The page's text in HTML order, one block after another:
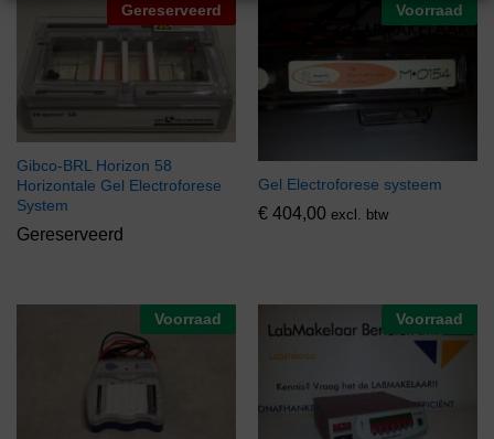
Gereserveerd
Gibco-BRL Horizon 58
Horizontale Gel Electroforese
System
Gereserveerd
Voorraad
Gel Electroforese systeem
€ 404,00 excl. btw
Voorraad Voorraad